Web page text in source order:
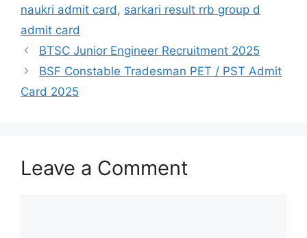
naukri admit card , sarkari result rrb group d
admit card
BTSC Junior Engineer Recruitment 2025
BSF Constable Tradesman PET / PST Admit
Card 2025
Leave a Comment